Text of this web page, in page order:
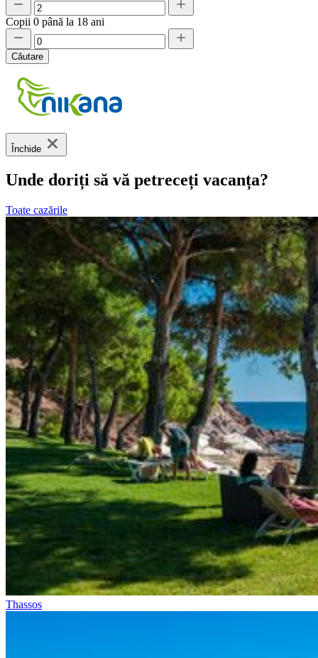
Copii 0 până la 18 ani
Căutare
Închide
Unde doriți să vă petreceți vacanța?
Toate cazările
Thassos